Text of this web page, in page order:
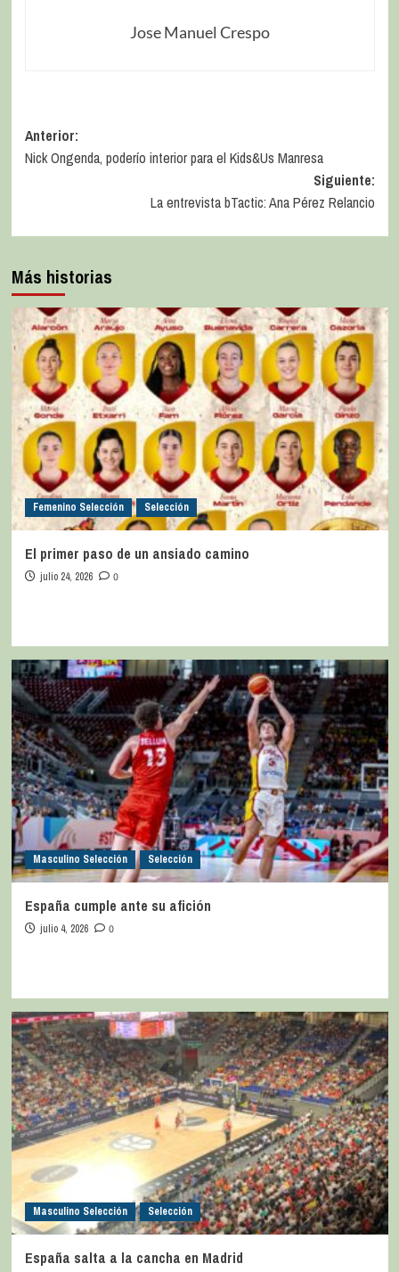
Jose Manuel Crespo
Anterior:
Nick Ongenda, poderío interior para el Kids&Us Manresa
Siguiente:
La entrevista bTactic: Ana Pérez Relancio
Más historias
Femenino Selección Selección
El primer paso de un ansiado camino
julio 24, 2026 0
Masculino Selección Selección
España cumple ante su afición
julio 4, 2026 0
Masculino Selección Selección
España salta a la cancha en Madrid